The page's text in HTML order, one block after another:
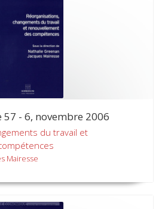
57 - 6, novembre 2006
du travail et
Mairesse